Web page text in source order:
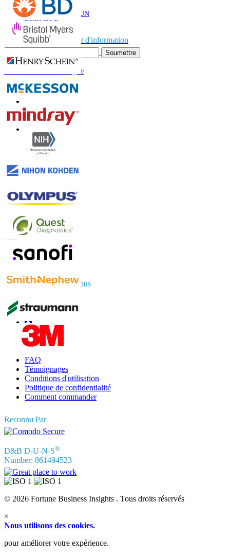
TÉLÉCHARGER UN
EXEMPLE
Abonnez-vous à la lettre d'information
Soumettre
Faites confiance en ligne
Contactez-nous
US+1 833 909 2966 ( Numéro sans frais )
UK
+44 808 502 0280 (Numéro sans frais )
APAC+91 744 740 1245
Connectez-vous avec nous
Informations
FAQ
Témoignages
Conditions d'utilisation
Politique de confidentialité
Comment commander
Reconnu Par
D&B D-U-N-S®
Number: 861494523
© 2026 Fortune Business Insights . Tous droits réservés
×
Nous utilisons des cookies.
pour améliorer votre expérience.